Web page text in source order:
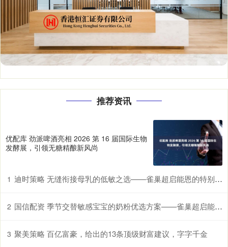
推荐资讯
优配库 劲派啤酒亮相 2026 第 16 届国际生物
发酵展，引领无糖精酿新风尚
1 迪时策略 无缝衔接母乳的低敏之选——雀巢超启能恩的特别优势
2 国信配资 季节交替敏感宝宝的奶粉优选方案——雀巢超启能恩，守护脆弱肠胃
3 聚美策略 百亿富豪，给出的13条顶级财富建议，字字千金